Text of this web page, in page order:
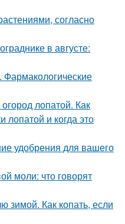
согласно
в августе:
лопатой. Как
лопатой и когда это
удобрения для вашего
моли: что говорят
зимой. Как копать, если